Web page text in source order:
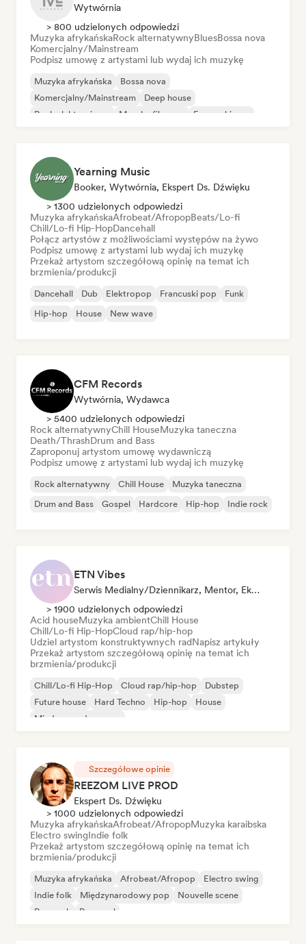
Wytwórnia
> 800 udzielonych odpowiedzi
Muzyka afrykańskaRock alternatywnyBluesBossa nova
Komercjalny/Mainstream
Podpisz umowę z artystami lub wydaj ich muzykę
Muzyka afrykańska
Bossa nova
Komercjalny/Mainstream
Deep house
Rock elektroniczny
Muzyka filmowa
Francuski pop
Yearning Music
Booker, Wytwórnia, Ekspert Ds. Dźwięku
> 1300 udzielonych odpowiedzi
Muzyka afrykańskaAfrobeat/AfropopBeats/Lo-fi
Chill/Lo-fi Hip-HopDancehall
Połącz artystów z możliwościami występów na żywo
Podpisz umowę z artystami lub wydaj ich muzykę
Przekaż artystom szczegółową opinię na temat ich
brzmienia/produkcji
Dancehall Dub Elektropop Francuski pop
Funk
Hip-hop
House New wave
CFM Records
Wytwórnia, Wydawca
> 5400 udzielonych odpowiedzi
Rock alternatywnyChill HouseMuzyka taneczna
Death/ThrashDrum and Bass
Zaproponuj artystom umowę wydawniczą
Podpisz umowę z artystami lub wydaj ich muzykę
Rock alternatywny Chill House
Muzyka taneczna
Drum and Bass
Gospel Hardcore Hip-hop Indie rock
ETN Vibes
Serwis Medialny/Dziennikarz, Mentor, Ekspert Ds. Dźwięku
> 1900 udzielonych odpowiedzi
Acid houseMuzyka ambientChill House
Chill/Lo-fi Hip-HopCloud rap/hip-hop
Udziel artystom konstruktywnych radNapisz artykuły
Przekaż artystom szczegółową opinię na temat ich
brzmienia/produkcji
Chill/Lo-fi Hip-Hop Cloud rap/hip-hop
Dubstep
Future house
Hard Techno Hip-hop
House
Międzynarodowy rap
Szczegółowe opinie
REEZOM LIVE PROD
Ekspert Ds. Dźwięku
> 1000 udzielonych odpowiedzi
Muzyka afrykańskaAfrobeat/AfropopMuzyka karaibska
Electro swingIndie folk
Przekaż artystom szczegółową opinię na temat ich
brzmienia/produkcji
Muzyka afrykańska Afrobeat/Afropop
Electro swing
Indie folk
Międzynarodowy pop
Nouvelle scene
Pop rock
Pop-soul